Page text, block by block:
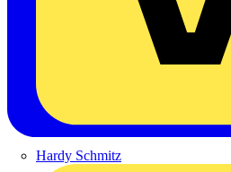
Hardy Schmitz